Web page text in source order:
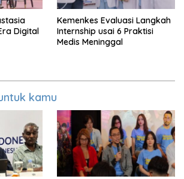
Digital
Kemenkes Evaluasi Langkah
Internship usai 6 Praktisi
Medis Meninggal
kamu